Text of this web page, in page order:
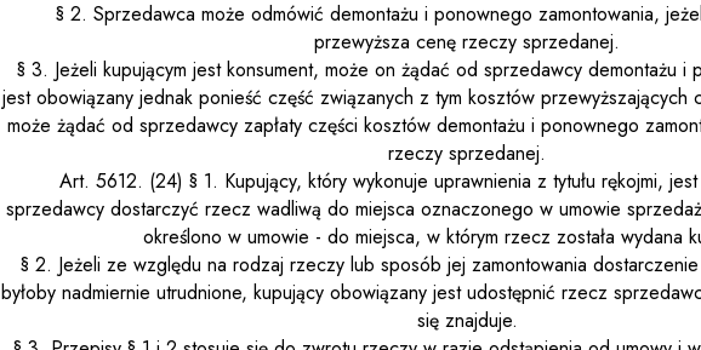
§ 2. Sprzedawca może odmówić demontażu i ponownego zamontowania,
przewyższa cenę rzeczy sprzedanej.
§ 3. Jeżeli kupującym jest konsument, może on żądać od sprzedawcy demontażu i
jest obowiązany jednak ponieść część związanych z tym kosztów
może żądać od sprzedawcy zapłaty części kosztów demontażu i ponownego
rzeczy sprzedanej.
Art. 5612. (24) § 1. Kupujący, który wykonuje uprawnienia z tytułu rękojmi,
sprzedawcy dostarczyć rzecz wadliwą do miejsca oznaczonego w umowie
określono w umowie - do miejsca, w którym rzecz została wydana
§ 2. Jeżeli ze względu na rodzaj rzeczy lub sposób jej zamontowania
byłoby nadmiernie utrudnione, kupujący obowiązany jest udostępnić rzecz
się znajduje.